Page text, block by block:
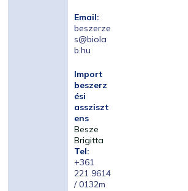
Email:
beszerze
s@biola
b.hu
Import
beszerz
ési
assziszt
ens
Besze
Brigitta
Tel:
+361
221 9614
/ 0132m